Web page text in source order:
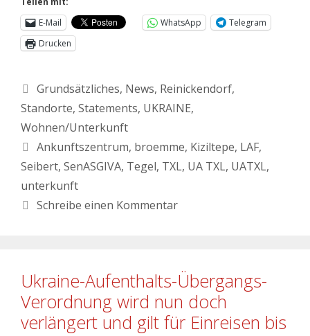
E-Mail
WhatsApp
Telegram
Drucken
Grundsätzliches, News, Reinickendorf,
Standorte, Statements, UKRAINE,
Wohnen/Unterkunft
Ankunftszentrum, broemme, Kiziltepe, LAF,
Seibert, SenASGIVA, Tegel, TXL, UA TXL, UATXL,
unterkunft
Schreibe einen Kommentar
Ukraine-Aufenthalts-Übergangs-
Verordnung wird nun doch
verlängert und gilt für Einreisen bis